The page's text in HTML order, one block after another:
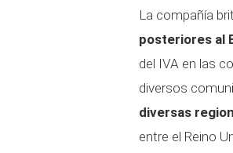
La compañía
posteriores al
del IVA en las
diversos
diversas
entre el Reino